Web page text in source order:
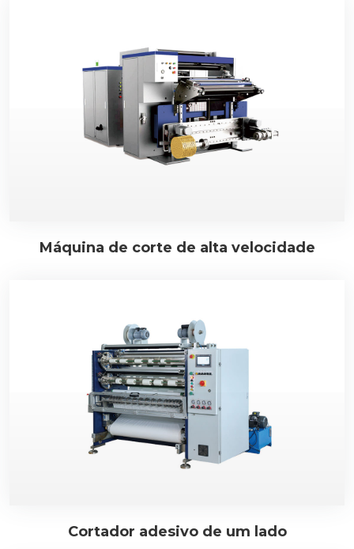
Máquina de corte de alta velocidade
Cortador adesivo de um lado